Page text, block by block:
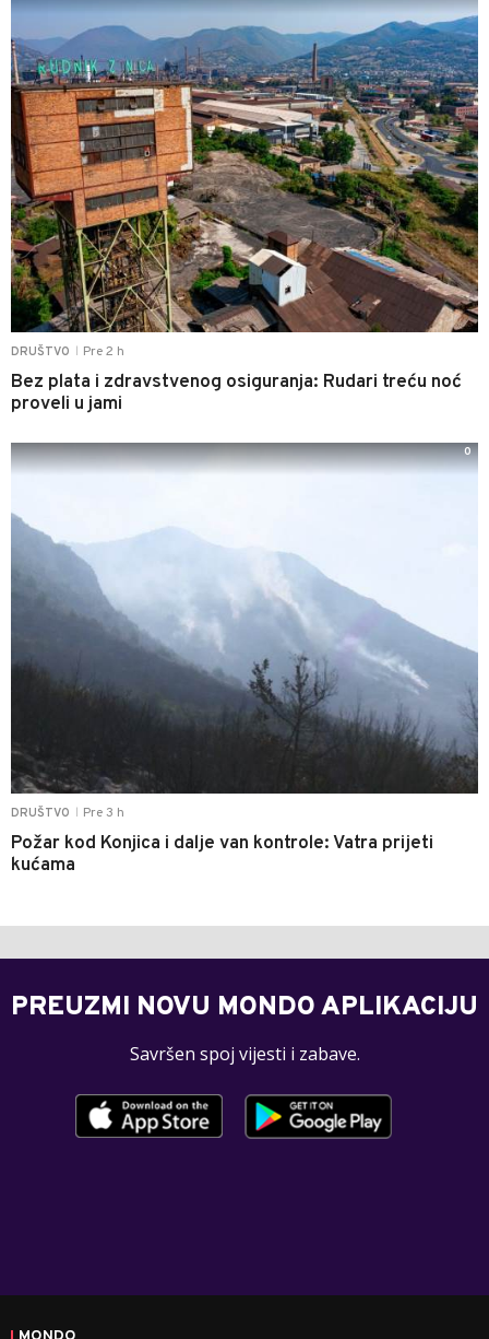
DRUŠTVO Pre 2 h
Bez plata i zdravstvenog osiguranja: Rudari treću noć
proveli u jami
DRUŠTVO Pre 3 h
Požar kod Konjica i dalje van kontrole: Vatra prijeti
kućama
0
PREUZMI NOVU MONDO APLIKACIJU
Savršen spoj vijesti i zabave.